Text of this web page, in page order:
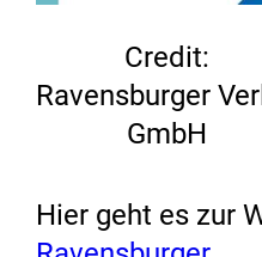
Credit:
Ravensburger
GmbH
Hier geht es zur